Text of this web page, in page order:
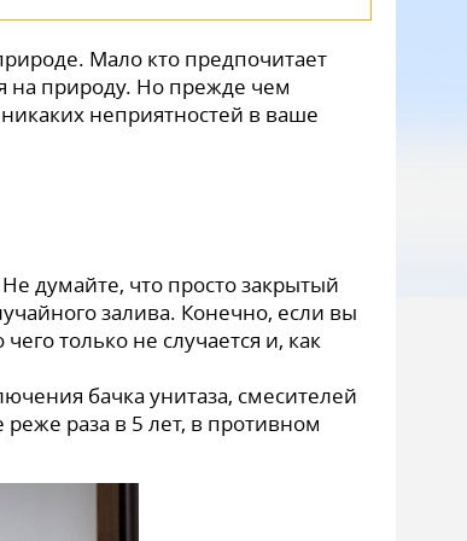
Мало кто предпочитает
на природу. Но прежде чем
неприятностей в ваше
думайте, что просто закрытый
залива. Конечно, если вы
только не случается и, как
бачка унитаза, смесителей
раза в 5 лет, в противном